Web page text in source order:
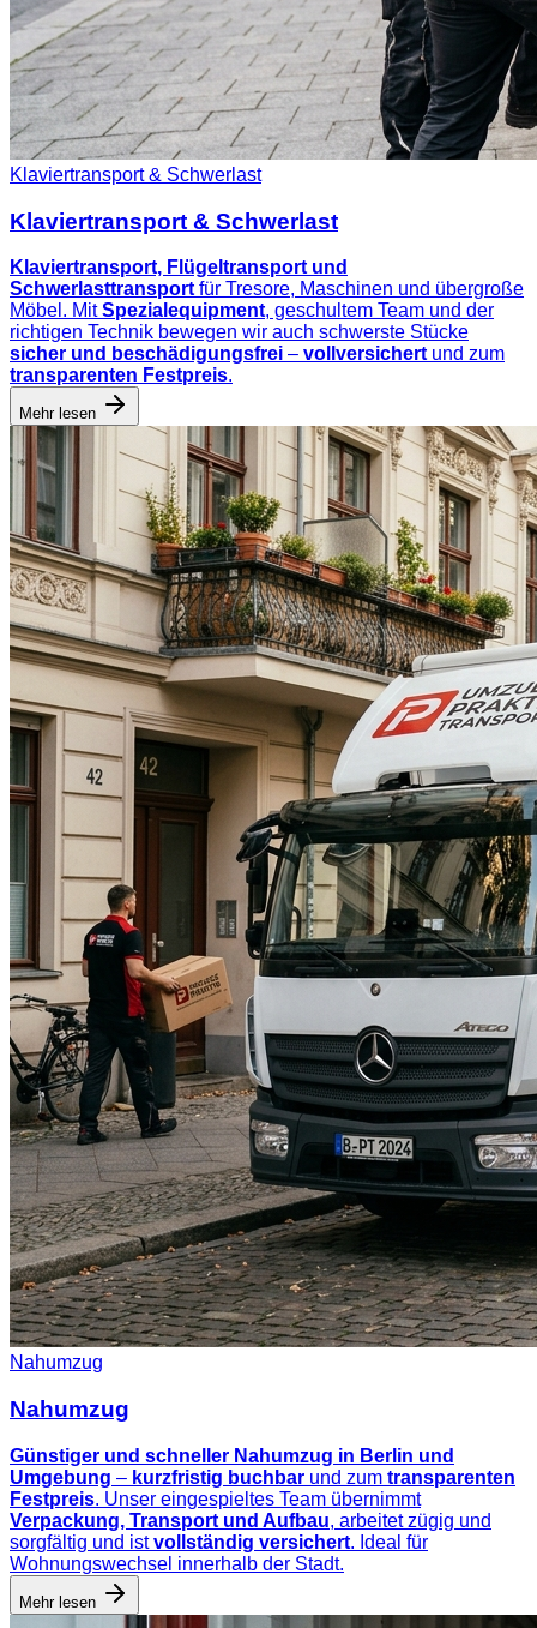
Klaviertransport & Schwerlast
Klaviertransport & Schwerlast
Klaviertransport, Flügeltransport und
Schwerlasttransport für Tresore, Maschinen und übergroße
Möbel. MitSpezialequipment, geschultem Team und der
richtigen Technik bewegen wir auch schwerste Stücke
sicher und beschädigungsfrei – vollversichert und zum
transparenten Festpreis.
Mehr lesen
Nahumzug
Nahumzug
Günstiger und schneller Nahumzug in Berlin und
Umgebung – kurzfristig buchbar und zum transparenten
Festpreis. Unser eingespieltes Team übernimmt
Verpackung, Transport und Aufbau, arbeitet zügig und
sorgfältig und istvollständig versichert. Ideal für
Wohnungswechsel innerhalb der Stadt.
Mehr lesen